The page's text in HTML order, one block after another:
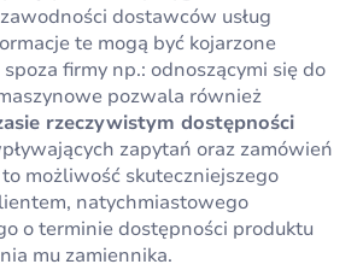
dostawców usług
te mogą być kojarzone
firmy np.: odnoszącymi się do
pozwala również
rzeczywistym dostępności
zapytań oraz zamówień
możliwość skuteczniejszego
natychmiastowego
o terminie dostępności produktu
mu zamiennika.